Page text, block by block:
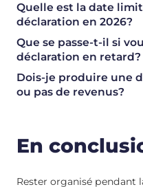
Quelle est la date
déclaration en 2026?
Que se passe-t-il si
déclaration en retard?
Dois-je produire une
ou pas de revenus?
En
Rester organisé pendant